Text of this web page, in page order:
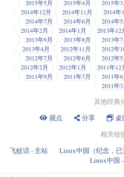
2015年5月
2015年4月 2015年3
2014年12月
2014年11月 2014年
2014年7月
2014年6月 2014年5
2014年2月
2014年1月 2013年12
2013年9月
2013年8月 2013年7
2013年4月
2012年11月 2012年
2012年7月
2012年6月 2012年5
2012年2月
2012年1月 2011年12
2011年9月
2011年7月 2011年6
2011年3
其他经典
观点
分享 桌
相关链
飞蚊话 - 主站
Linux中国（纪念，已
Linux中国